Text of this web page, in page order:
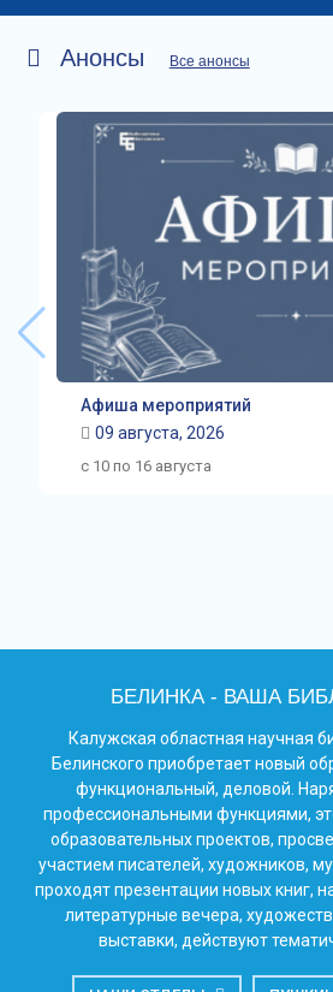
Анонсы Все анонсы
Афиша мероприятий
09 августа, 2026
с 10 по 16 августа
БЕЛИНКА - ВАША
Калужская областная научная
Белинского приобретает новый
функциональный, деловой.
профессиональными функциями,
образовательных проектов,
участием писателей, художников,
проходят презентации новых книг,
литературные вечера,
выставки, действуют